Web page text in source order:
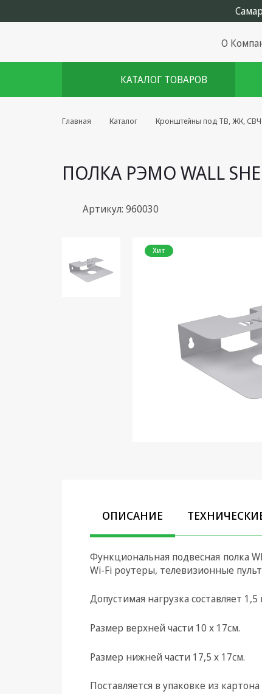
О
КАТАЛОГ ТОВАРОВ
Комплекты августа
Android TV приставки
Спутниковое оборудование
Усиление Интернет сигнала
3G/4G и Сотовой связи
Сетевое оборудование
Коммутационное
Климатическая техника
Товары для дома и Бытовая
комплектующие
Главная Каталог Кронштейны под ТВ, ЖК, СВЧ
ПОЛКА РЭМО WALL
Артикул: 960030
Хит
ОПИСАНИЕ
Функциональная подвесная полка
Wi-Fi роутеры, телевизионные
Допустимая нагрузка составляет 1,5
Размер верхней части 10 x 17см.
Размер нижней части 17,5 х 17см.
Поставляется в упаковке из